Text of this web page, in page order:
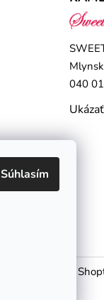
Súhlasím
040
Vytvoril